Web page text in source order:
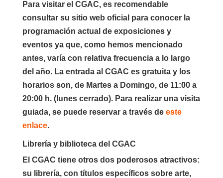
Para visitar el CGAC, es recomendable
consultar su sitio web oficial para conocer la
programación actual de exposiciones y
eventos ya que, como hemos mencionado
antes, varía con relativa frecuencia a lo largo
del año. Laentrada al CGAC es gratuitay los
horariosson, de Martes a Domingo, de 11:00 a
20:00 h. (lunes cerrado). Para realizar una visita
guiada, se puede reservar a través deeste
enlace.
Librería y biblioteca del CGAC
El CGAC tiene otros dos poderosos atractivos:
su librería, con títulos específicos sobre arte,